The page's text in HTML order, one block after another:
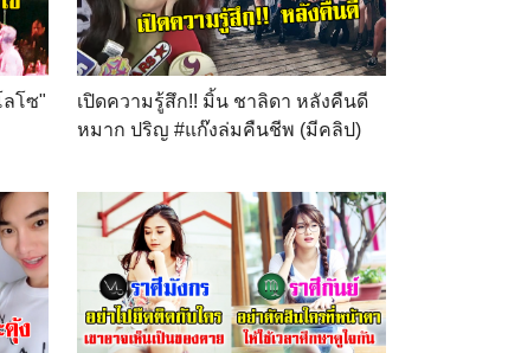
ลโซ"
เปิดความรู้สึก!! มิ้น ชาลิดา หลังคืนดี
หมาก ปริญ #แก๊งล่มคืนชีพ (มีคลิป)